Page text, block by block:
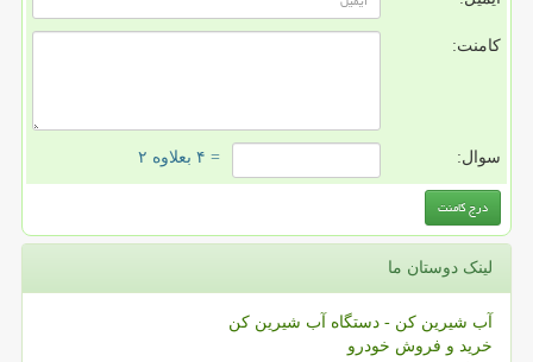
کامنت:
سوال: = ۴ بعلاوه ۲
لینک دوستان ما
آب شیرین کن - دستگاه آب شیرین کن
خرید و فروش خودرو